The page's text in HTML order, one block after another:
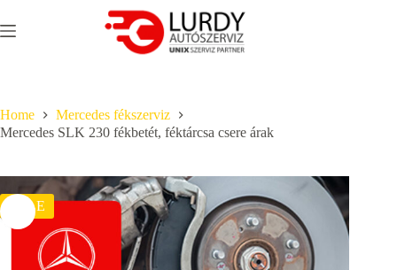
to
content
Home
Mercedes fékszerviz
Mercedes SLK 230 fékbetét, féktárcsa csere árak
SALE